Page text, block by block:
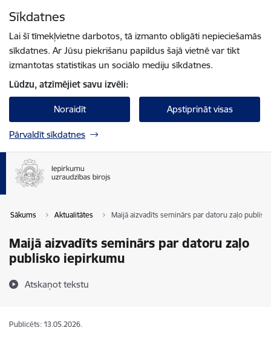
Sīkdatnes
Lai šī tīmekļvietne darbotos, tā izmanto obligāti nepieciešamās
sīkdatnes. Ar Jūsu piekrišanu papildus šajā vietnē var tikt
izmantotas statistikas un sociālo mediju sīkdatnes.
Lūdzu, atzīmējiet savu izvēli:
Noraidīt Apstiprināt visas
Pārvaldīt sīkdatnes
Sākums Aktualitātes Maijā aizvadīts seminārs par datoru zaļo
Maijā aizvadīts seminārs par datoru zaļo
publisko iepirkumu
Atskaņot tekstu
Publicēts: 13.05.2026.